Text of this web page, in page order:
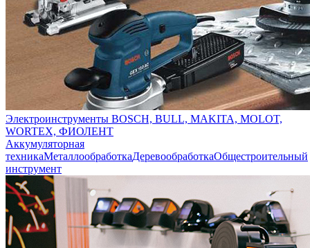
Электроинструменты BOSCH, BULL, MAKITA, MOLOT,
WORTEX, ФИОЛЕНТ
Аккумуляторная
техникаМеталлообработкаДеревообработкаОбщестроительный
инструмент